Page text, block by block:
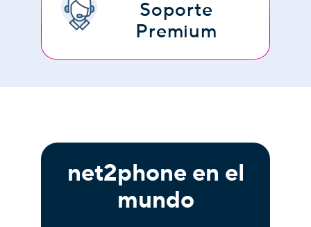
Soporte
Premium
net2phone en el
mundo